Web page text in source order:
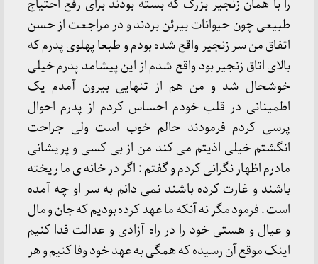
را با همان زنجیر بزرگ که بسته بودند برای رفع احتیاج
طبیعی چون حیوانات بیرئن بردند و در مراجعت از حسن
اتفاق من سر زنجیر واقع شده بودم و طبعا پهلوی پدرم که
بالای اتاق زنجیر بود واقع شدم از این پیشامد پدرم خیلی
خوشحال شد و من هم از تنهایی بیرون آمدم یک
اطمینانی در قلب خودم احساس کردم از پدرم احوال
پرسی کردم فرمودند حالم خوب است ولی جراحت
انگشتم خیلی اذیتم می کند من از بی کسی و پریشانی
مادرم اظهار نگرانی کردم و گفتم : اگر در خانه ی ما ریخته
باشند و غارت کرده باشند نمی دانم به سر او چه آمده
است . فرمود مگر نه آنکه ما عهد کرده بودیم که جان و مال
و عیال و هستی خود را در راه آزادی و عدالت فدا کنیم
اینک موقع آن رسیده که همگی به عهد خود وفا کنیم و هر